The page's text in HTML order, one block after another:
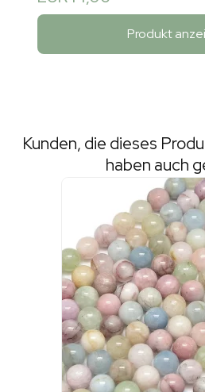
Produkt
Kunden, die dieses
haben auch